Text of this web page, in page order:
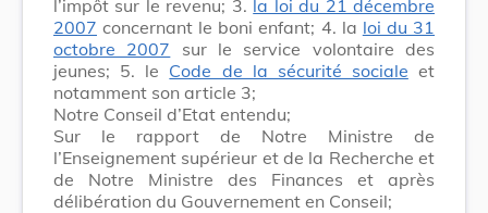
l’impôt sur le revenu; 3. la loi du 21 décembre
2007 concernant le boni enfant; 4. la loi du 31
octobre 2007 sur le service volontaire des
jeunes; 5. le Code de la sécurité sociale et
notamment son article 3;
Notre Conseil d’Etat entendu;
Sur le rapport de Notre Ministre de
l’Enseignement supérieur et de la Recherche et
de Notre Ministre des Finances et après
délibération du Gouvernement en Conseil;